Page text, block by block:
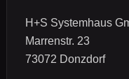
H+S Systemhaus
Marrenstr. 23
73072 Donzdorf